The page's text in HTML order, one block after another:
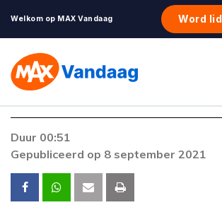
Welkom op MAX Vandaag Word lid
Duur 00:51
Gepubliceerd op 8 september 2021